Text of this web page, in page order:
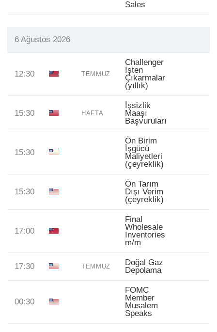
Sales
6 Ağustos 2026
12:30 TEMMUZ
Challenger
İşten
Çıkarmalar
(yıllık)
15:30 HAFTA
İşsizlik
Maaşı
Başvuruları
15:30
Ön Birim
İşgücü
Maliyetleri
(çeyreklik)
15:30
Ön Tarım
Dışı Verim
(çeyreklik)
17:00
Final
Wholesale
Inventories
m/m
17:30 TEMMUZ
Doğal Gaz
Depolama
00:30
FOMC
Member
Musalem
Speaks